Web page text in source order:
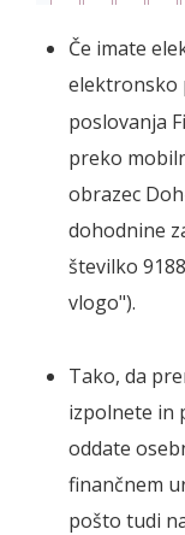
Če imate
elektronsko
poslovanja
preko
obrazec
dohodnine
številko
vlogo").
Tako, da
izpolnete in
oddate
finančnem
pošto tudi